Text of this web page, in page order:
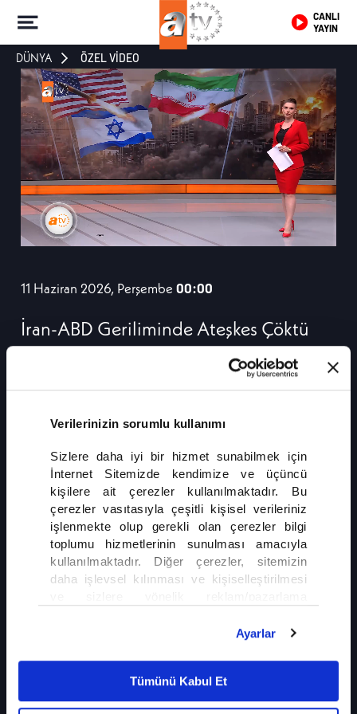
Verilerinizin sorumlu kullanımı
Sizlere daha iyi bir hizmet sunabilmek için
İnternet Sitemizde kendimize ve üçüncü
kişilere ait çerezler kullanılmaktadır. Bu
çerezler vasıtasıyla çeşitli kişisel verileriniz
işlenmekte olup gerekli olan çerezler bilgi
toplumu hizmetlerinin sunulması amacıyla
kullanılmaktadır. Diğer çerezler, sitemizin
daha işlevsel kılınması ve kişiselleştirilmesi
olarak açık rızanız dahilinde kullanılacaktır.
detaylı bilgi için Ayarlar butonuna tıklayabilir,
Çerez BilgilendirmeMetnimizi ziyaret
Ayarlar
Tümünü Kabul Et
CANLI
YAYIN
DÜNYA ÖZEL VİDEO
11 Haziran 2026, Perşembe 00:00
İran-ABD Geriliminde Ateşkes Çöktü
Ateşkes girişimlerinin kırılganlığını koruduğu ABD-İran savaşında, karşılıklı
İLGİNİZİ ÇEKEBİLİR
Gazze'de Ateşkes Yine Çıkmaza Girdi
Gurbetçilere Kritik Altın Uyarıs